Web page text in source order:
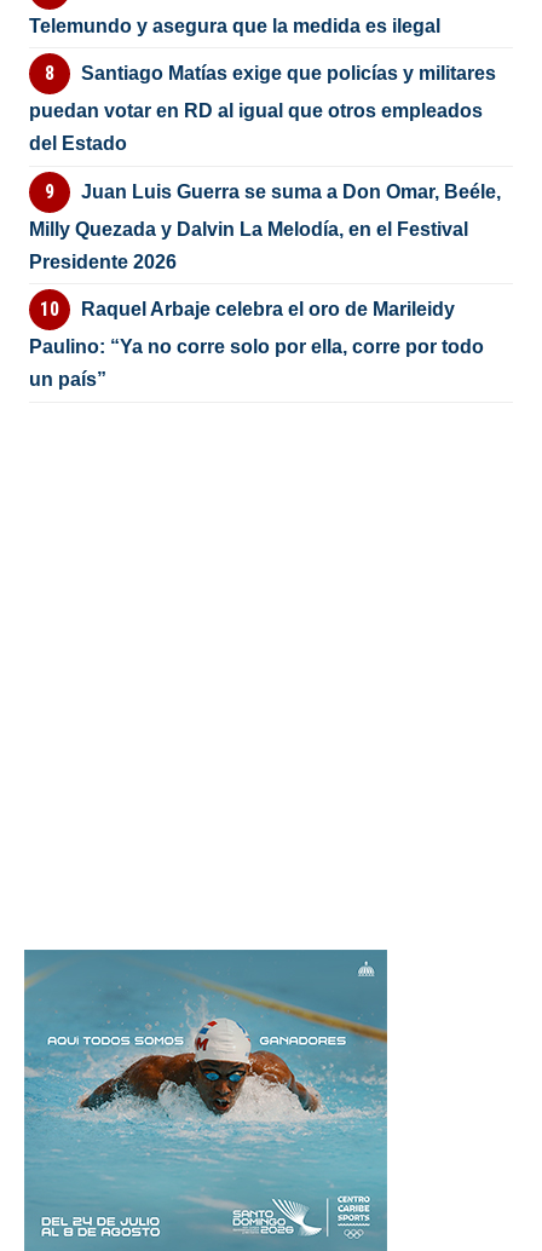
Telemundo y asegura que la medida es ilegal
Santiago Matías exige que policías y militares
puedan votar en RD al igual que otros empleados
del Estado
Juan Luis Guerra se suma a Don Omar, Beéle,
Milly Quezada y Dalvin La Melodía, en el Festival
Presidente 2026
Raquel Arbaje celebra el oro de Marileidy
Paulino: “Ya no corre solo por ella, corre por todo
un país”